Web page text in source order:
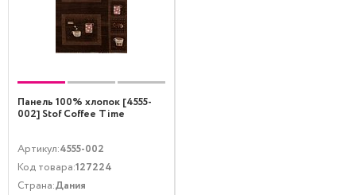
Панель 100% хлопок [4555-
002] Stof Coffee Time
Артикул:4555-002
Код товара:127224
Страна:Дания